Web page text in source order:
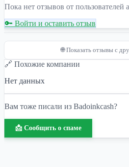
Пока нет отзывов от пользователей
🔑 Войти и оставить отзыв
🌐 Показать отзывы с
🔗 Похожие компании
Нет данных
Вам тоже писали из Badoinkcash?
📩 Сообщить о спаме